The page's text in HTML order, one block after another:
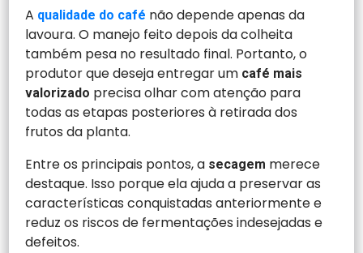
A qualidade do café não depende apenas da
lavoura. O manejo feito depois da colheita
também pesa no resultado final. Portanto, o
produtor que deseja entregar um café mais
valorizado precisa olhar com atenção para
todas as etapas posteriores à retirada dos
frutos da planta.
Entre os principais pontos, a secagem merece
destaque. Isso porque ela ajuda a preservar as
características conquistadas anteriormente e
reduz os riscos de fermentações indesejadas e
defeitos.